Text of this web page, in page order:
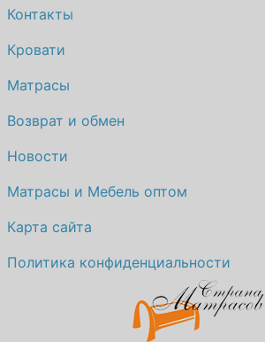
Контакты
Кровати
Матрасы
Возврат и обмен
Новости
Матрасы и Мебель оптом
Карта сайта
Политика конфиденциальности